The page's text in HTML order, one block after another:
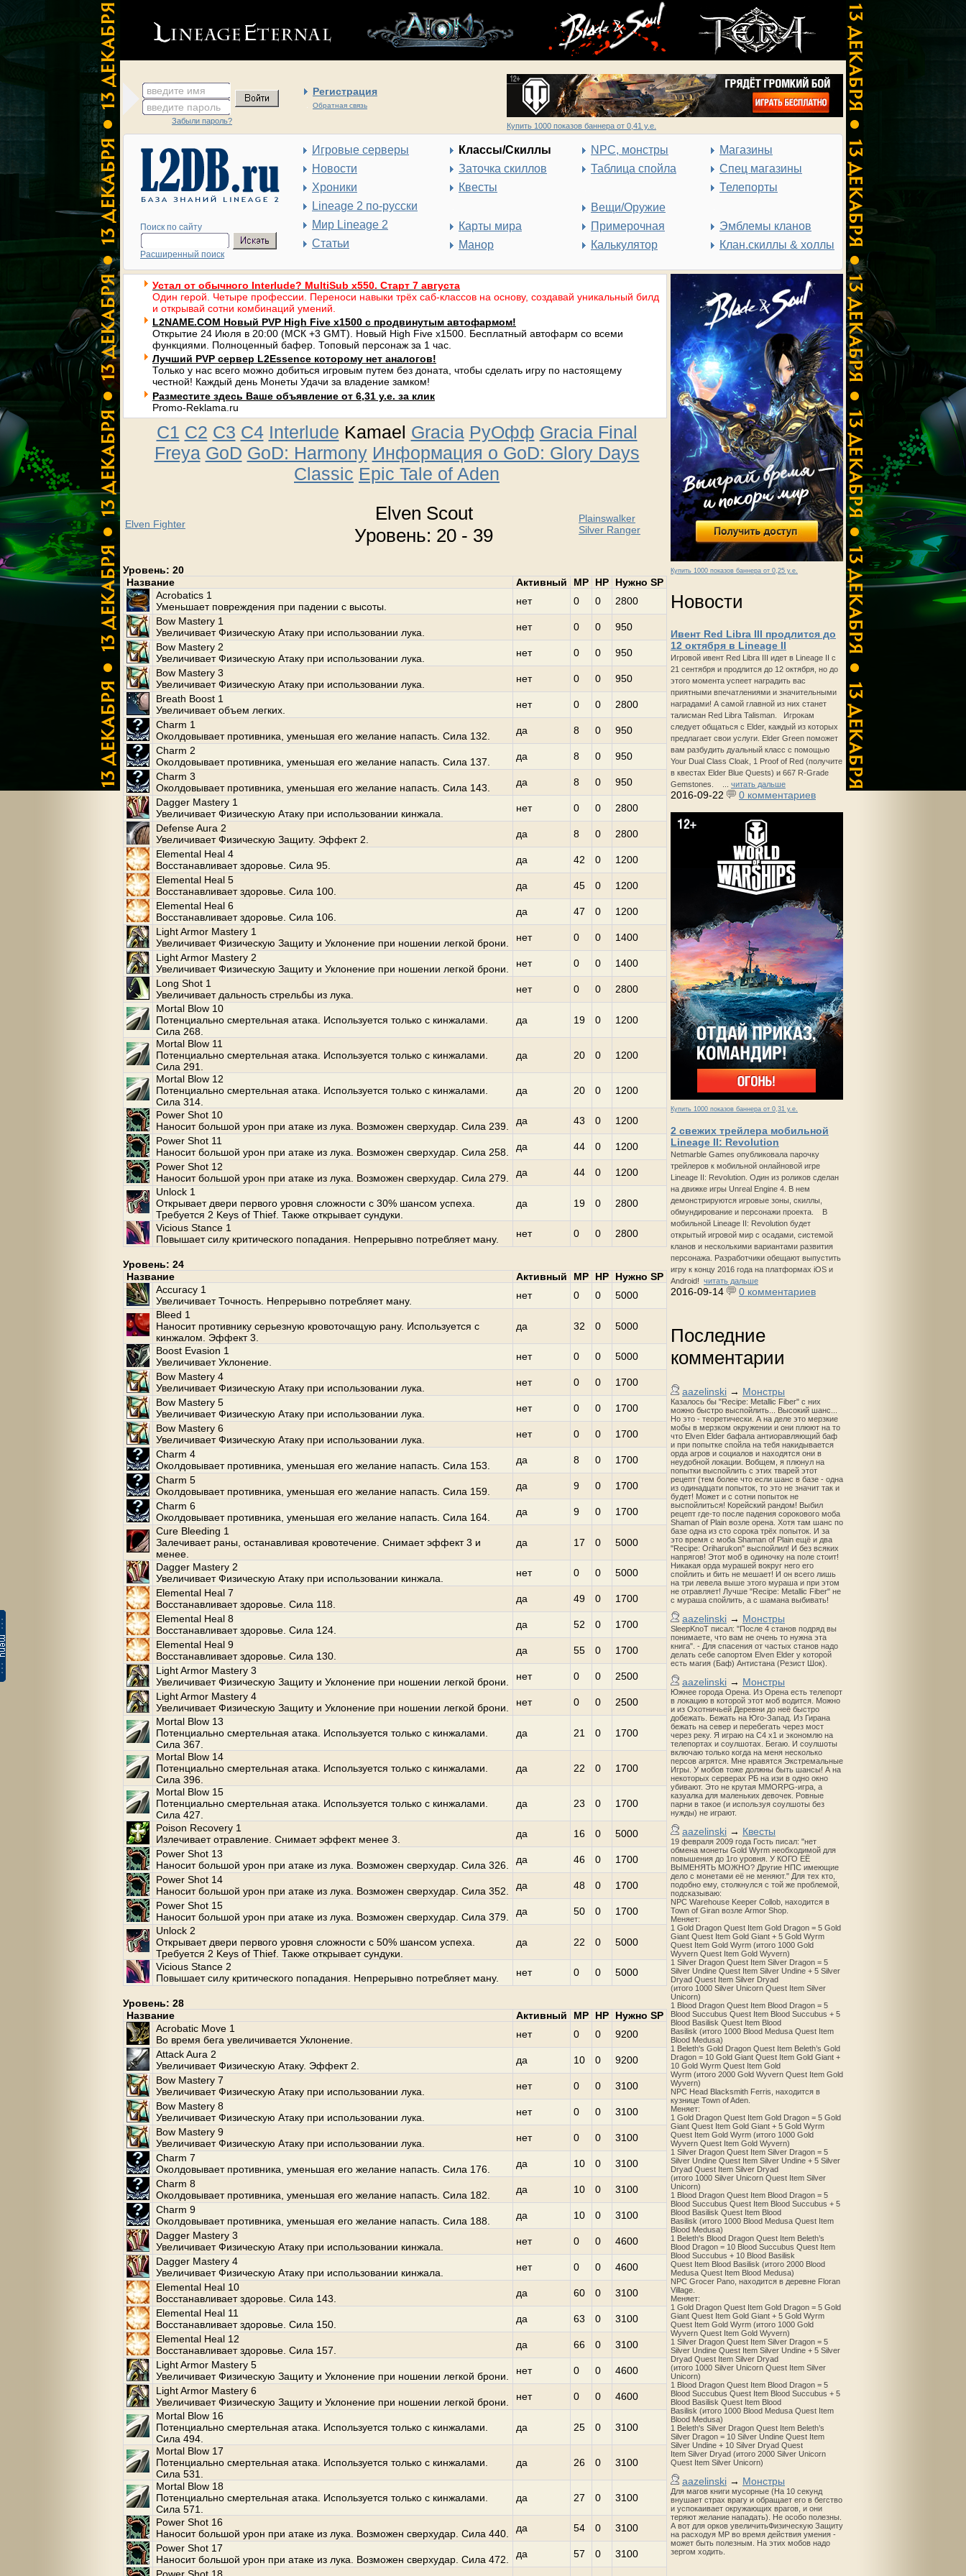
введите имя Регистрация
Обратная связь
введите пароль
Забыли пароль?
Купить 1000 показов баннера от 0,41 у.е.
Поиск по сайту
Расширенный поиск
Игровые серверы
Новости
Хроники
Lineage 2 по-русски
Мир Lineage 2
Статьи
Классы/Скиллы
Заточка скиллов
Квесты
Карты мира
Манор
NPC, монстры
Таблица спойла
Вещи/Оружие
Примерочная
Калькулятор
Магазины
Спец магазины
Телепорты
Эмблемы кланов
Клан.скиллы & холлы
Купить 1000 показов баннера от 0,25 у.е.
Новости
Ивент Red Libra III продлится до
12 октября в Lineage II
Игровой ивент Red Libra III идет в Lineage II с
21 сентября и продлится до 12 октября, но до
этого момента успеет наградить вас
приятными впечатлениями и значительными
наградами! А самой главной из них станет
талисман Red Libra Talisman. Игрокам
следует общаться с Elder, каждый из которых
предлагает свои услуги. Elder Green поможет
вам разбудить дуальный класс с помощью
Your Dual Class Cloak, 1 Proof of Red (получите
в квестах Elder Blue Quests) и 667 R-Grade
Gemstones. ... читать дальше
2016-09-22 0 комментариев
Купить 1000 показов баннера от 0,31 у.е.
2 свежих трейлера мобильной
Lineage II: Revolution
Netmarble Games опубликовала парочку
трейлеров к мобильной онлайновой игре
Lineage II: Revolution. Один из роликов сделан
на движке игры Unreal Engine 4. В нем
демонстрируются игровые зоны, скиллы,
обмундирование и персонажи проекта. В
мобильной Lineage II: Revolution будет
открытый игровой мир с осадами, системой
кланов и несколькими вариантами развития
персонажа. Разработчики обещают выпустить
игру к концу 2016 года на платформах iOS и
Android! читать дальше
2016-09-14 0 комментариев
Последние
комментарии
aazelinski → Монстры
Казалось бы "Recipe: Metallic Fiber" с них
можно быстро выспойлить... Высокий шанс...
Но это - теоретически. А на деле это мерзкие
мобы в мерзком окружении и они плюют на то
что Elven Elder бафала антиоравляющий баф
и при попытке спойла на тебя накидывается
орда агров и социалов и находятся они в
неудобной локации. Вобщем, я плюнул на
попытки выспойлить с этих тварей этот
рецепт (тем более что если шанс в базе - одна
из одинадцати попыток, то это не значит так и
будет! Может и с сотни попыток не
выспойлиться! Корейский рандом! Выбил
рецепт где-то после падения сорокового моба
Shaman of Plain возле орена. Хотя там шанс по
базе одна из сто сорока трёх попыток. И за
это время с моба Shaman of Plain ещё и два
"Recipe: Oriharukon" выспойлил! И без всяких
напрягов! Этот моб в одиночку на поле стоит!
Никакая орда мурашей вокруг него его
спойлить и бить не мешает! И он всего лишь
на три левела выше этого мураша и при этом
не отравляет! Лучше "Recipe: Metallic Fiber" не
с мураша спойлить, а с шамана выбивать!
aazelinski → Монстры
SleepKnoT писал: "После 4 станов подряд вы
понимаете, что вам не очень то нужна эта
книга". - Для спасения от частых станов надо
делать себе сапортом Elven Elder у которой
есть магия (Баф) Антистана (Резист Шок).
aazelinski → Монстры
Южнее города Орена. Из Орена есть телепорт
в локацию в которой этот моб водится. Можно
и из Охотничьей Деревни до неё быстро
добежать. Бежать на Юго-Запад. Из Гирана
бежать на север и перебегать через мост
через реку. Я играю на С4 х1 и экономлю на
телепортах и соулшотах. Бегаю. И соулшоты
включаю только когда на меня несколько
персов агрятся. Мне нравятся Экстремальные
Игры. У мобов тоже должны быть шансы! А на
некоторых серверах РБ на изи в одно окно
убивают. Это не крутая MMORPG-игра, а
казуалка для маленьких девочек. Ровные
парни в такое (и используя соулшоты без
нужды) не играют.
aazelinski → Квесты
19 февраля 2009 года Гость писал: "нет
обмена монеты Gold Wyrm необходимой для
повышения до 1го уровня. У КОГО ЕЁ
ВЫМЕНЯТЬ МОЖНО? Другие НПС имеющие
дело с монетами её не меняют." Для тех кто,
подобно ему, столкнулся с той же проблемой,
подсказываю:
NPC Warehouse Keeper Collob, находится в
Town of Giran возле Armor Shop.
Меняет:
1 Gold Dragon Quest Item Gold Dragon = 5 Gold
Giant Quest Item Gold Giant + 5 Gold Wyrm
Quest Item Gold Wyrm (итого 1000 Gold
Wyvern Quest Item Gold Wyvern)
1 Silver Dragon Quest Item Silver Dragon = 5
Silver Undine Quest Item Silver Undine + 5 Silver
Dryad Quest Item Silver Dryad
(итого 1000 Silver Unicorn Quest Item Silver
Unicorn)
1 Blood Dragon Quest Item Blood Dragon = 5
Blood Succubus Quest Item Blood Succubus + 5
Blood Basilisk Quest Item Blood
Basilisk (итого 1000 Blood Medusa Quest Item
Blood Medusa)
1 Beleth's Gold Dragon Quest Item Beleth’s Gold
Dragon = 10 Gold Giant Quest Item Gold Giant +
10 Gold Wyrm Quest Item Gold
Wyrm (итого 2000 Gold Wyvern Quest Item Gold
Wyvern)
NPC Head Blacksmith Ferris, находится в
кузнице Town of Aden.
Меняет:
1 Gold Dragon Quest Item Gold Dragon = 5 Gold
Giant Quest Item Gold Giant + 5 Gold Wyrm
Quest Item Gold Wyrm (итого 1000 Gold
Wyvern Quest Item Gold Wyvern)
1 Silver Dragon Quest Item Silver Dragon = 5
Silver Undine Quest Item Silver Undine + 5 Silver
Dryad Quest Item Silver Dryad
(итого 1000 Silver Unicorn Quest Item Silver
Unicorn)
1 Blood Dragon Quest Item Blood Dragon = 5
Blood Succubus Quest Item Blood Succubus + 5
Blood Basilisk Quest Item Blood
Basilisk (итого 1000 Blood Medusa Quest Item
Blood Medusa)
1 Beleth's Blood Dragon Quest Item Beleth’s
Blood Dragon = 10 Blood Succubus Quest Item
Blood Succubus + 10 Blood Basilisk
Quest Item Blood Basilisk (итого 2000 Blood
Medusa Quest Item Blood Medusa)
NPC Grocer Pano, находится в деревне Floran
Village.
Меняет:
1 Gold Dragon Quest Item Gold Dragon = 5 Gold
Giant Quest Item Gold Giant + 5 Gold Wyrm
Quest Item Gold Wyrm (итого 1000 Gold
Wyvern Quest Item Gold Wyvern)
1 Silver Dragon Quest Item Silver Dragon = 5
Silver Undine Quest Item Silver Undine + 5 Silver
Dryad Quest Item Silver Dryad
(итого 1000 Silver Unicorn Quest Item Silver
Unicorn)
1 Blood Dragon Quest Item Blood Dragon = 5
Blood Succubus Quest Item Blood Succubus + 5
Blood Basilisk Quest Item Blood
Basilisk (итого 1000 Blood Medusa Quest Item
Blood Medusa)
1 Beleth's Silver Dragon Quest Item Beleth’s
Silver Dragon = 10 Silver Undine Quest Item
Silver Undine + 10 Silver Dryad Quest
Item Silver Dryad (итого 2000 Silver Unicorn
Quest Item Silver Unicorn)
aazelinski → Монстры
Для магов книги мусорные (На 10 секунд
внушает страх врагу и обращает его в бегство
и успокаивает окружающих врагов, и они
теряют желание нападать). Не особо полезны.
А вот для орков увеличитьФизическую Защиту
на расходуя MP во время действия умения -
может быть полезным. На этих мобов надо
зергом ходить.
Устал от обычного Interlude? MultiSub x550. Старт 7 августа
Один герой. Четыре профессии. Переноси навыки трёх саб-классов на основу, создавай уникальный билд
и открывай сотни комбинаций умений.
L2NAME.COM Новый PVP High Five x1500 с продвинутым автофармом!
Открытие 24 Июля в 20:00 (МСК +3 GMT). Новый High Five x1500. Бесплатный автофарм со всеми
функциями. Полноценный бафер. Топовый персонаж за 1 час.
Лучший PVP сервер L2Essence которому нет аналогов!
Только у нас всего можно добиться игровым путем без доната, чтобы сделать игру по настоящему
честной! Каждый день Монеты Удачи за владение замком!
Разместите здесь Ваше объявление от 6,31 у.е. за клик
Promo-Reklama.ru
C1 C2 C3 C4 Interlude Kamael Gracia РуОфф Gracia Final
Freya GoD GoD: Harmony Информация о GoD: Glory Days
Classic Epic Tale of Aden
Elven Fighter
Elven Scout
Уровень: 20 - 39
Plainswalker
Silver Ranger
Уровень: 20
Название
Активный MP HP
Нужно SP
Acrobatics 1
Уменьшает повреждения при падении с высоты.
нет 0 0
2800
Bow Mastery 1
Увеличивает Физическую Атаку при использовании лука.
нет 0 0
950
Bow Mastery 2
Увеличивает Физическую Атаку при использовании лука.
нет 0 0
950
Bow Mastery 3
Увеличивает Физическую Атаку при использовании лука.
нет 0 0
950
Breath Boost 1
Увеличивает объем легких.
нет 0 0
2800
Charm 1
Околдовывает противника, уменьшая его желание напасть. Сила 132.
да 8 0
950
Charm 2
Околдовывает противника, уменьшая его желание напасть. Сила 137.
да 8 0
950
Charm 3
Околдовывает противника, уменьшая его желание напасть. Сила 143.
да 8 0
950
Dagger Mastery 1
Увеличивает Физическую Атаку при использовании кинжала.
нет 0 0
2800
Defense Aura 2
Увеличивает Физическую Защиту. Эффект 2.
да 8 0
2800
Elemental Heal 4
Восстанавливает здоровье. Сила 95.
да 42 0
1200
Elemental Heal 5
Восстанавливает здоровье. Сила 100.
да 45 0
1200
Elemental Heal 6
Восстанавливает здоровье. Сила 106.
да 47 0
1200
Light Armor Mastery 1
Увеличивает Физическую Защиту и Уклонение при ношении легкой брони.
нет 0 0
1400
Light Armor Mastery 2
Увеличивает Физическую Защиту и Уклонение при ношении легкой брони.
нет 0 0
1400
Long Shot 1
Увеличивает дальность стрельбы из лука.
нет 0 0
2800
Mortal Blow 10
Потенциально смертельная атака. Используется только с кинжалами.
Сила 268.
да 19 0 1200
Mortal Blow 11
Потенциально смертельная атака. Используется только с кинжалами.
Сила 291.
да 20 0 1200
Mortal Blow 12
Потенциально смертельная атака. Используется только с кинжалами.
Сила 314.
да 20 0 1200
Power Shot 10
Наносит большой урон при атаке из лука. Возможен сверхудар. Сила 239.
да 43 0
1200
Power Shot 11
Наносит большой урон при атаке из лука. Возможен сверхудар. Сила 258.
да 44 0
1200
Power Shot 12
Наносит большой урон при атаке из лука. Возможен сверхудар. Сила 279.
да 44 0
1200
Unlock 1
Открывает двери первого уровня сложности с 30% шансом успеха.
Требуется 2 Keys of Thief. Также открывает сундуки.
да 19 0 2800
Vicious Stance 1
Повышает силу критического попадания. Непрерывно потребляет ману.
нет 0 0 2800
Уровень: 24
Название
Активный MP HP
Нужно SP
Accuracy 1
Увеличивает Точность. Непрерывно потребляет ману.
нет 0 0
5000
Bleed 1
Наносит противнику серьезную кровоточащую рану. Используется с
кинжалом. Эффект 3.
да 32 0 5000
Boost Evasion 1
Увеличивает Уклонение.
нет 0 0
5000
Bow Mastery 4
Увеличивает Физическую Атаку при использовании лука.
нет 0 0
1700
Bow Mastery 5
Увеличивает Физическую Атаку при использовании лука.
нет 0 0
1700
Bow Mastery 6
Увеличивает Физическую Атаку при использовании лука.
нет 0 0
1700
Charm 4
Околдовывает противника, уменьшая его желание напасть. Сила 153.
да 8 0
1700
Charm 5
Околдовывает противника, уменьшая его желание напасть. Сила 159.
да 9 0
1700
Charm 6
Околдовывает противника, уменьшая его желание напасть. Сила 164.
да 9 0
1700
Cure Bleeding 1
Залечивает раны, останавливая кровотечение. Снимает эффект 3 и
менее.
да 17 0 5000
Dagger Mastery 2
Увеличивает Физическую Атаку при использовании кинжала.
нет 0 0
5000
Elemental Heal 7
Восстанавливает здоровье. Сила 118.
да 49 0
1700
Elemental Heal 8
Восстанавливает здоровье. Сила 124.
да 52 0
1700
Elemental Heal 9
Восстанавливает здоровье. Сила 130.
да 55 0
1700
Light Armor Mastery 3
Увеличивает Физическую Защиту и Уклонение при ношении легкой брони.
нет 0 0
2500
Light Armor Mastery 4
Увеличивает Физическую Защиту и Уклонение при ношении легкой брони.
нет 0 0
2500
Mortal Blow 13
Потенциально смертельная атака. Используется только с кинжалами.
Сила 367.
да 21 0 1700
Mortal Blow 14
Потенциально смертельная атака. Используется только с кинжалами.
Сила 396.
да 22 0 1700
Mortal Blow 15
Потенциально смертельная атака. Используется только с кинжалами.
Сила 427.
да 23 0 1700
Poison Recovery 1
Излечивает отравление. Снимает эффект менее 3.
да 16 0
5000
Power Shot 13
Наносит большой урон при атаке из лука. Возможен сверхудар. Сила 326.
да 46 0
1700
Power Shot 14
Наносит большой урон при атаке из лука. Возможен сверхудар. Сила 352.
да 48 0
1700
Power Shot 15
Наносит большой урон при атаке из лука. Возможен сверхудар. Сила 379.
да 50 0
1700
Unlock 2
Открывает двери первого уровня сложности с 50% шансом успеха.
Требуется 2 Keys of Thief. Также открывает сундуки.
да 22 0 5000
Vicious Stance 2
Повышает силу критического попадания. Непрерывно потребляет ману.
нет 0 0 5000
Уровень: 28
Название
Активный MP HP
Нужно SP
Acrobatic Move 1
Во время бега увеличивается Уклонение.
нет 0 0
9200
Attack Aura 2
Увеличивает Физическую Атаку. Эффект 2.
да 10 0
9200
Bow Mastery 7
Увеличивает Физическую Атаку при использовании лука.
нет 0 0
3100
Bow Mastery 8
Увеличивает Физическую Атаку при использовании лука.
нет 0 0
3100
Bow Mastery 9
Увеличивает Физическую Атаку при использовании лука.
нет 0 0
3100
Charm 7
Околдовывает противника, уменьшая его желание напасть. Сила 176.
да 10 0
3100
Charm 8
Околдовывает противника, уменьшая его желание напасть. Сила 182.
да 10 0
3100
Charm 9
Околдовывает противника, уменьшая его желание напасть. Сила 188.
да 10 0
3100
Dagger Mastery 3
Увеличивает Физическую Атаку при использовании кинжала.
нет 0 0
4600
Dagger Mastery 4
Увеличивает Физическую Атаку при использовании кинжала.
нет 0 0
4600
Elemental Heal 10
Восстанавливает здоровье. Сила 143.
да 60 0
3100
Elemental Heal 11
Восстанавливает здоровье. Сила 150.
да 63 0
3100
Elemental Heal 12
Восстанавливает здоровье. Сила 157.
да 66 0
3100
Light Armor Mastery 5
Увеличивает Физическую Защиту и Уклонение при ношении легкой брони.
нет 0 0
4600
Light Armor Mastery 6
Увеличивает Физическую Защиту и Уклонение при ношении легкой брони.
нет 0 0
4600
Mortal Blow 16
Потенциально смертельная атака. Используется только с кинжалами.
Сила 494.
да 25 0 3100
Mortal Blow 17
Потенциально смертельная атака. Используется только с кинжалами.
Сила 531.
да 26 0 3100
Mortal Blow 18
Потенциально смертельная атака. Используется только с кинжалами.
Сила 571.
да 27 0 3100
Power Shot 16
Наносит большой урон при атаке из лука. Возможен сверхудар. Сила 440.
да 54 0
3100
Power Shot 17
Наносит большой урон при атаке из лука. Возможен сверхудар. Сила 472.
да 57 0
3100